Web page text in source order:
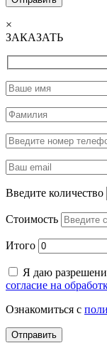
×
ЗАКАЗАТЬ
Введите количество
Стоимость
Итого
Я даю
согласие на
Ознакомиться с